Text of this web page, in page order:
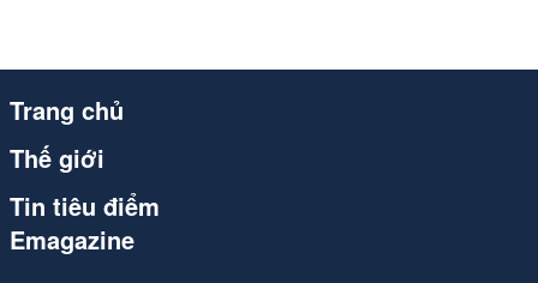
Trang chủ
Thế giới
Tin tiêu điểm
Emagazine